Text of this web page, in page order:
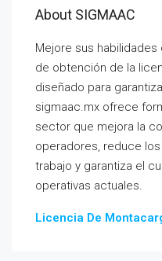
About SIGMAAC
Mejore sus
de obtención de la
diseñado para
sigmaac.mx ofrece
sector que mejora la
operadores, reduce
trabajo y garantiza el
operativas actuales.
Licencia De